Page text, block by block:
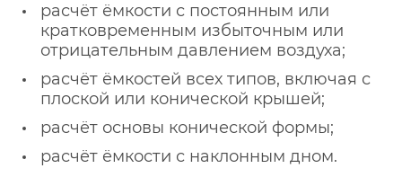
расчёт ёмкости с постоянным или
кратковременным избыточным или
отрицательным давлением воздуха;
расчёт ёмкостей всех типов, включая с
плоской или конической крышей;
расчёт основы конической формы;
расчёт ёмкости с наклонным дном.